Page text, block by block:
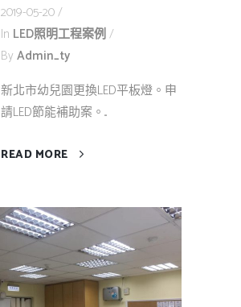
2019-05-20
In LED照明工程案例
By Admin_ty
新北市幼兒園更換LED平板燈。申
請LED節能補助案。...
READ MORE